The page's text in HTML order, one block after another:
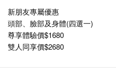
新朋友專屬優惠
頭部、臉部及身體(四選一)
尊享體驗價$1680
雙人同享價$2680